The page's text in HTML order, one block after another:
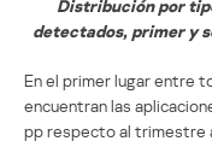
Distribución por
detectados, primer y
En el primer lugar entre
encuentran las
pp respecto al trimestre